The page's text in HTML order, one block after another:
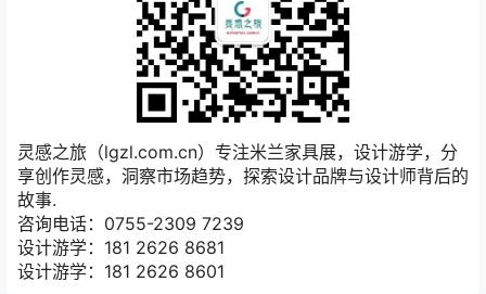
灵感之旅（lgzl.com.cn）专注米兰家具展，设计游学，分
享创作灵感，洞察市场趋势，探索设计品牌与设计师背后的
故事.
咨询电话：0755-2309 7239
设计游学：181 2626 8681
设计游学：181 2626 8601